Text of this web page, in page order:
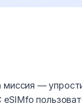
—
eSIMfo